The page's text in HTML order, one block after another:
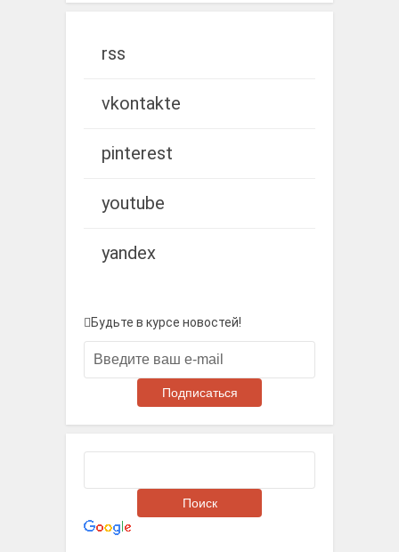
rss
vkontakte
pinterest
youtube
yandex
Будьте в курсе новостей!